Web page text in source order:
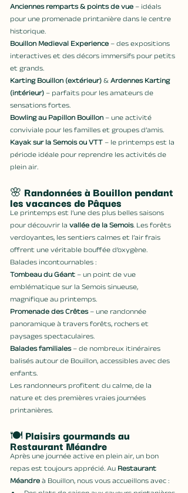
Anciennes remparts & points de vue – idéals
pour une promenade printanière dans le centre
historique.
Bouillon Medieval Experience – des expositions
interactives et des décors immersifs pour petits
et grands.
Karting Bouillon (extérieur) & Ardennes Karting
(intérieur) – parfaits pour les amateurs de
sensations fortes.
Bowling au Papillon Bouillon – une activité
conviviale pour les familles et groupes d’amis.
Kayak sur la Semois ou VTT – le printemps est la
période idéale pour reprendre les activités de
plein air.
🌸 Randonnées à Bouillon pendant
les vacances de Pâques
Le printemps est l’une des plus belles saisons
pour découvrir la vallée de la Semois. Les forêts
verdoyantes, les sentiers calmes et l’air frais
offrent une véritable bouffée d’oxygène.
Balades incontournables :
Tombeau du Géant – un point de vue
emblématique sur la Semois sinueuse,
magnifique au printemps.
Promenade des Crêtes – une randonnée
panoramique à travers forêts, rochers et
paysages spectaculaires.
Balades familiales – de nombreux itinéraires
balisés autour de Bouillon, accessibles avec des
enfants.
Les randonneurs profitent du calme, de la
nature et des premières vraies journées
printanières.
🍽️ Plaisirs gourmands au
Restaurant Méandre
Après une journée active en plein air, un bon
repas est toujours apprécié. Au Restaurant
Méandre à Bouillon, nous vous accueillons avec :